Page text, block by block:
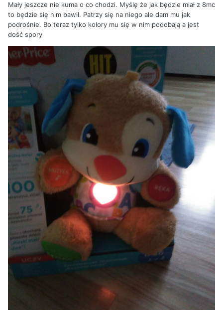
Mały jeszcze nie kuma o co chodzi. Myślę że jak będzie miał z 8mc
to będzie się nim bawił. Patrzy się na niego ale dam mu jak
podrośnie. Bo teraz tylko kolory mu się w nim podobają a jest
dość spory